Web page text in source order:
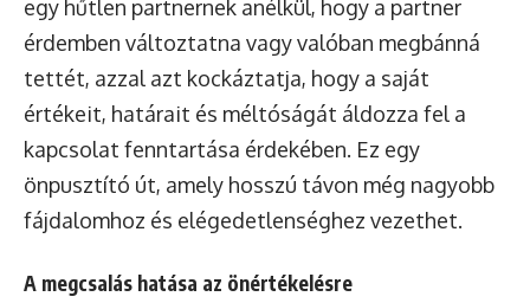
egy hűtlen partnernek anélkül, hogy a partner
érdemben változtatna vagy valóban megbánná
tettét, azzal azt kockáztatja, hogy a saját
értékeit, határait és méltóságát áldozza fel a
kapcsolat fenntartása érdekében. Ez egy
önpusztító út, amely hosszú távon még nagyobb
fájdalomhoz és elégedetlenséghez vezethet.
A megcsalás hatása az önértékelésre